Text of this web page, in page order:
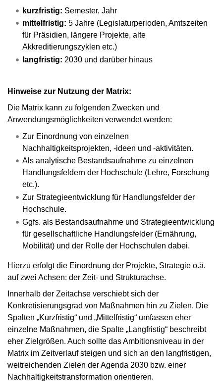
kurzfristig: Semester, Jahr
mittelfristig: 5 Jahre (Legislaturperioden, Amtszeiten
für Präsidien, längere Projekte, alte
Akkreditierungszyklen etc.)
langfristig: 2030 und darüber hinaus
Hinweise zur Nutzung der Matrix:
Die Matrix kann zu folgenden Zwecken und
Anwendungsmöglichkeiten verwendet werden:
Zur Einordnung von einzelnen
Nachhaltigkeitsprojekten, -ideen und -aktivitäten.
Als analytische Bestandsaufnahme zu einzelnen
Handlungsfeldern der Hochschule (Lehre, Forschung
etc.).
Zur Strategieentwicklung für Handlungsfelder der
Hochschule.
Ggfs. als Bestandsaufnahme und Strategieentwicklung
für gesellschaftliche Handlungsfelder (Ernährung,
Mobilität) und der Rolle der Hochschulen dabei.
Hierzu erfolgt die Einordnung der Projekte, Strategie o.ä.
auf zwei Achsen: der Zeit- und Strukturachse.
Innerhalb der Zeitachse verschiebt sich der
Konkretisierungsgrad von Maßnahmen hin zu Zielen. Die
Spalten „Kurzfristig“ und „Mittelfristig“ umfassen eher
einzelne Maßnahmen, die Spalte „Langfristig“ beschreibt
eher Zielgrößen. Auch sollte das Ambitionsniveau in der
Matrix im Zeitverlauf steigen und sich an den langfristigen,
weitreichenden Zielen der Agenda 2030 bzw. einer
Nachhaltigkeitstransformation orientieren.